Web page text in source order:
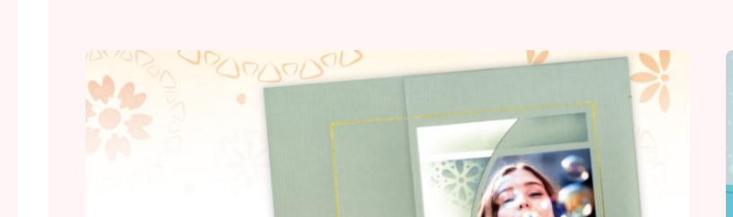
Promotions
Le club fidélité